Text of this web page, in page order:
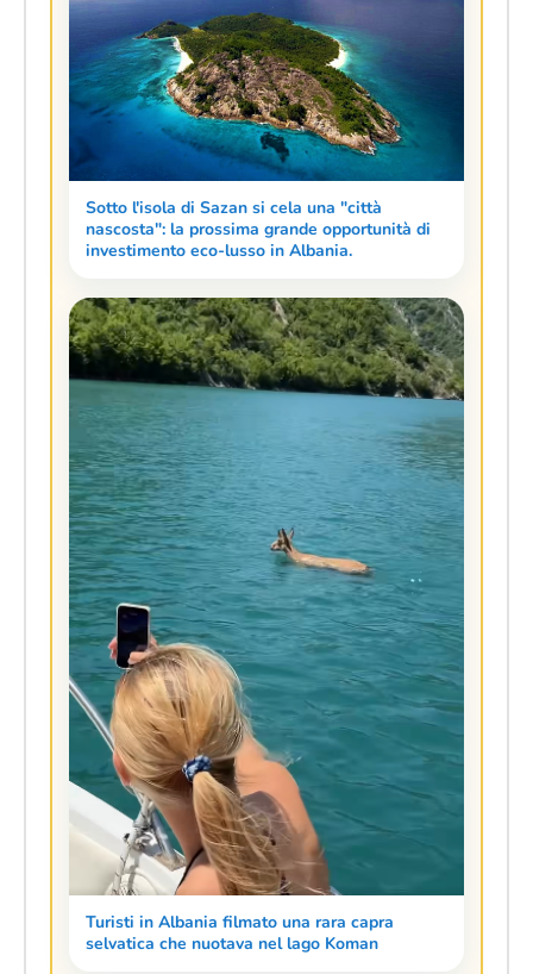
Sotto l'isola di Sazan si cela una "città
nascosta": la prossima grande opportunità di
investimento eco-lusso in Albania.
Turisti in Albania filmato una rara capra
selvatica che nuotava nel lago Koman